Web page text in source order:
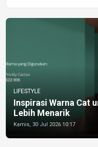
LIFESTYLE
Inspirasi Warna Cat
Lebih Menarik
Kamis, 30 Jul 2026 10:17